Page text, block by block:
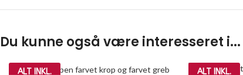
Du kunne også være interesseret i...
ALT INKL. ALT INKL.